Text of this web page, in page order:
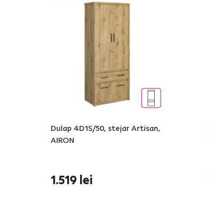
Dulap 4D1S/50, stejar Artisan,
AIRON
1.519 lei